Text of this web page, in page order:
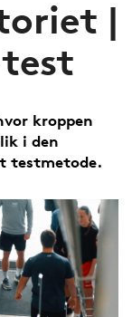
|
kroppen
i den
testmetode.